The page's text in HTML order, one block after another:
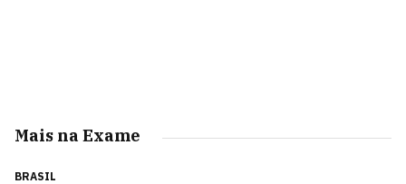
Mais na Exame
BRASIL